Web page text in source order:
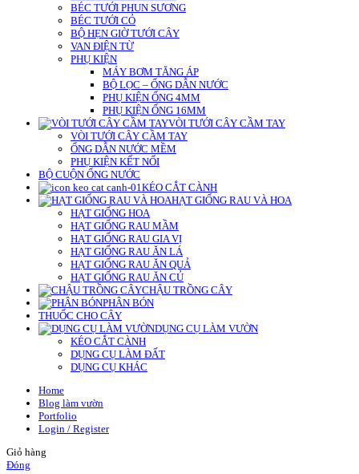
BÉC TƯỚI PHUN SƯƠNG
BÉC TƯỚI CỎ
BỘ HẸN GIỜ TƯỚI CÂY
VAN ĐIỆN TỪ
PHỤ KIỆN
MÁY BƠM TĂNG ÁP
BỘ LỌC – ỐNG DẪN NƯỚC
PHỤ KIỆN ỐNG 4MM
PHỤ KIỆN ỐNG 16MM
VÒI TƯỚI CÂY CẦM TAY
VÒI TƯỚI CÂY CẦM TAY
ỐNG DẪN NƯỚC MỀM
PHỤ KIỆN KẾT NỐI
BỘ CUỘN ỐNG NƯỚC
KÉO CẮT CÀNH
HẠT GIỐNG RAU VÀ HOA
HẠT GIỐNG HOA
HẠT GIỐNG RAU MẦM
HẠT GIỐNG RAU GIA VỊ
HẠT GIỐNG RAU ĂN LÁ
HẠT GIỐNG RAU ĂN QUẢ
HẠT GIỐNG RAU ĂN CỦ
CHẬU TRỒNG CÂY
PHÂN BÓN
THUỐC CHO CÂY
DỤNG CỤ LÀM VƯỜN
KÉO CẮT CÀNH
DỤNG CỤ LÀM ĐẤT
DỤNG CỤ KHÁC
Home
Blog làm vườn
Portfolio
Login / Register
Giỏ hàng
Đóng